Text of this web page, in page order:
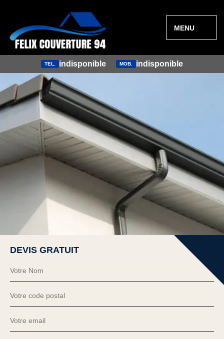
MENU
TEL. indisponible MOB. indisponible
DEVIS GRATUIT